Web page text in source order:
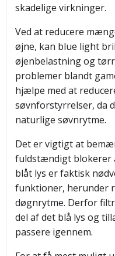
skadelige virkninger.
Ved at reducere
øjne, kan blue light
øjenbelastning og
problemer blandt
hjælpe med at
søvnforstyrrelser, da
naturlige søvnrytme.
Det er vigtigt at
fuldstændigt blokerer
blåt lys er faktisk
funktioner, herunder
døgnrytme. Derfor
del af det blå lys og
passere igennem.